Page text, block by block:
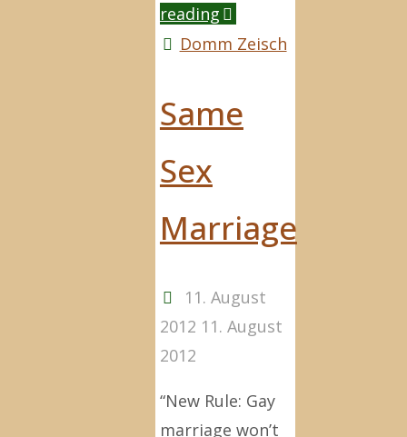
reading"iPad
klappert
beim
Domm Zeisch
Same
Sex
Marriage
11. August
2012 11. August
2012
“New Rule: Gay
marriage won’t